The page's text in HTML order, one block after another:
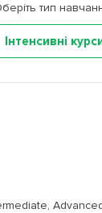
тип
Інтенсивні